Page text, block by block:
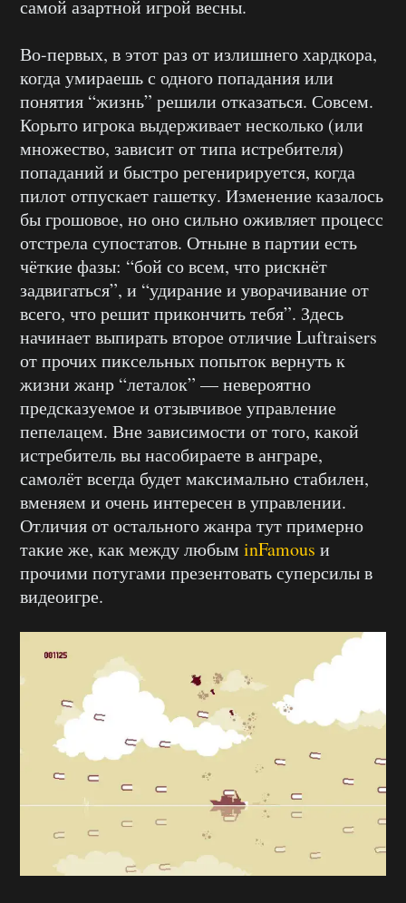
самой азартной игрой весны.
Во-первых, в этот раз от излишнего хардкора,
когда умираешь с одного попадания или
понятия “жизнь” решили отказаться. Совсем.
Корыто игрока выдерживает несколько (или
множество, зависит от типа истребителя)
попаданий и быстро регенирируется, когда
пилот отпускает гашетку. Изменение казалось
бы грошовое, но оно сильно оживляет процесс
отстрела супостатов. Отныне в партии есть
чёткие фазы: “бой со всем, что рискнёт
задвигаться”, и “удирание и уворачивание от
всего, что решит прикончить тебя”. Здесь
начинает выпирать второе отличие Luftraisers
от прочих пиксельных попыток вернуть к
жизни жанр “леталок” — невероятно
предсказуемое и отзывчивое управление
пепелацем. Вне зависимости от того, какой
истребитель вы насобираете в анграре,
самолёт всегда будет максимально стабилен,
вменяем и очень интересен в управлении.
Отличия от остального жанра тут примерно
такие же, как между любым inFamous и
прочими потугами презентовать суперсилы в
видеоигре.